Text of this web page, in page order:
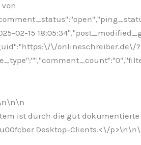
02-15
\/onlineschreiber.de\/?
ist durch die gut
Desktop-Clients.<\/p>\n